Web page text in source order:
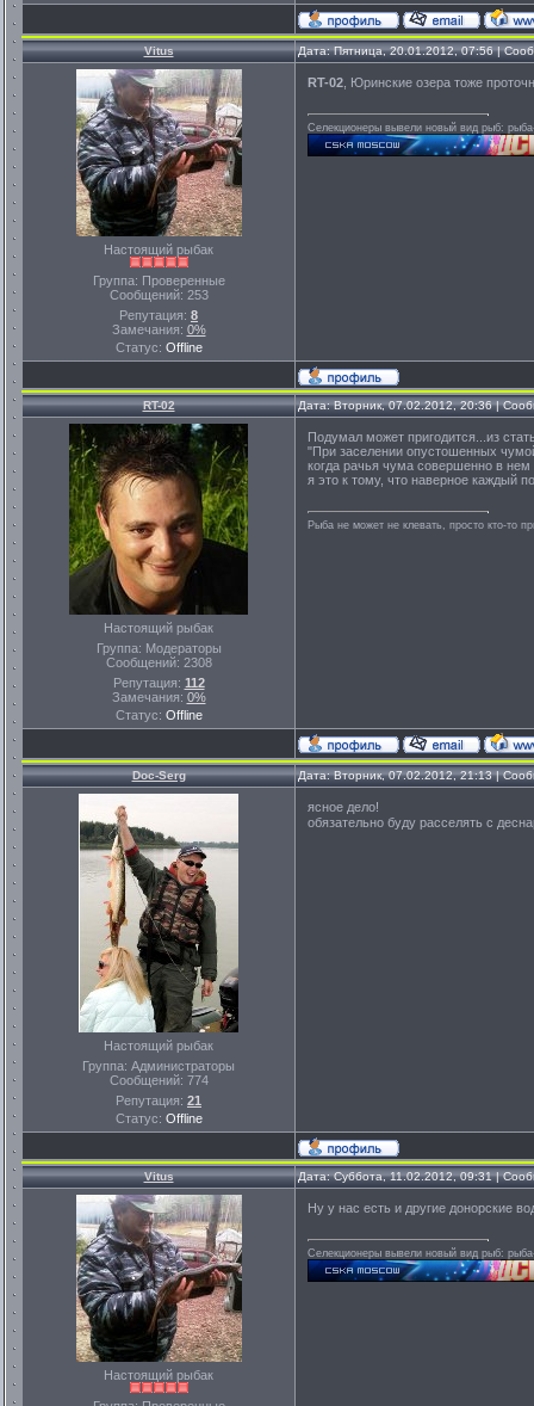
Vitus Дата: Пятница, 20.01.2012, 07:56 |
Настоящий рыбак
Группа: Проверенные
Сообщений: 253
Репутация: 8
Замечания: 0%
Статус: Offline
RT-02 , Юринские озера тоже
Селекционеры вывели новый вид рыб:
RT-02 Дата: Вторник, 07.02.2012, 20:36 |
Настоящий рыбак
Группа: Модераторы
Сообщений: 2308
Репутация: 112
Замечания: 0%
Статус: Offline
Подумал может пригодится...из
"При заселении опустошенных
когда рачья чума совершенно в нем
я это к тому, что наверное каждый
Рыба не может не клевать, просто кто-то
Doc-Serg Дата: Вторник, 07.02.2012, 21:13 |
Настоящий рыбак
Группа: Администраторы
Сообщений: 774
Репутация: 21
Статус: Offline
ясное дело!
обязательно буду расселять с
Vitus Дата: Суббота, 11.02.2012, 09:31 |
Настоящий рыбак
Ну у нас есть и другие донорские
Селекционеры вывели новый вид рыб: